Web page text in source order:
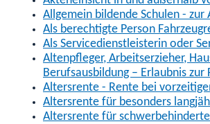
Allgemein bildende Schulen -
Als berechtigte Person
Als Servicedienstleisterin oder
Altenpfleger, Arbeitserzieher,
Berufsausbildung – Erlaubnis
Altersrente - Rente bei
Altersrente für besonders
Altersrente für